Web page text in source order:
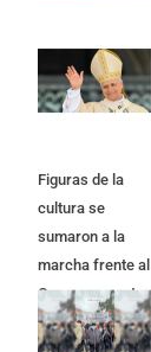
Figuras de la
cultura se
sumaron a la
marcha frente al
Congreso contra
la Ley de